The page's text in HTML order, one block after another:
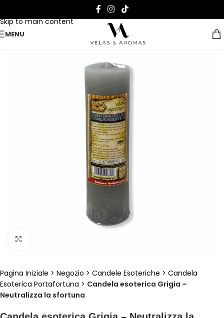
Skip to main content
MENU
Pagina Iniziale > Negozio > Candele Esoteriche > Candela
Esoterica Portafortuna > Candela esoterica Grigia –
Neutralizza la sfortuna